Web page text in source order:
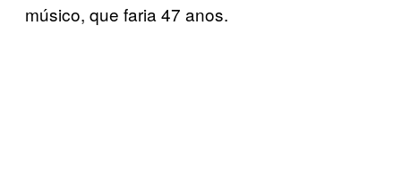
músico, que faria 47 anos.